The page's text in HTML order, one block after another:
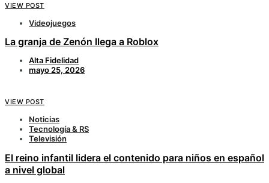
VIEW POST
Videojuegos
La granja de Zenón llega a Roblox
Alta Fidelidad
mayo 25, 2026
VIEW POST
Noticias
Tecnología & RS
Televisión
El reino infantil lidera el contenido para niños en español
a nivel global